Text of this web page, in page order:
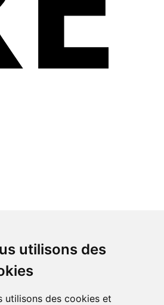
utilisons des
utilisons des cookies et